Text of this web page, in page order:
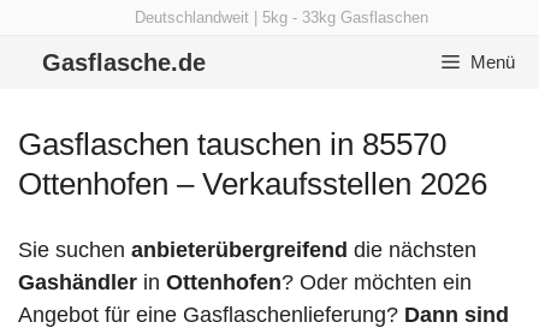
Deutschlandweit | 5kg - 33kg Gasflaschen
Gasflasche.de Menü
Gasflaschen tauschen in 85570
Ottenhofen – Verkaufsstellen 2026
Sie suchen anbieterübergreifend die nächsten
Gashändler in Ottenhofen? Oder möchten ein
Angebot für eine Gasflaschenlieferung? Dann sind